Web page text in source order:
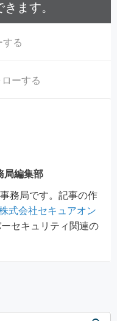
ます。
する
ーする
局編集部
務局です。記事の作
式会社セキュアオン
セキュリティ関連の